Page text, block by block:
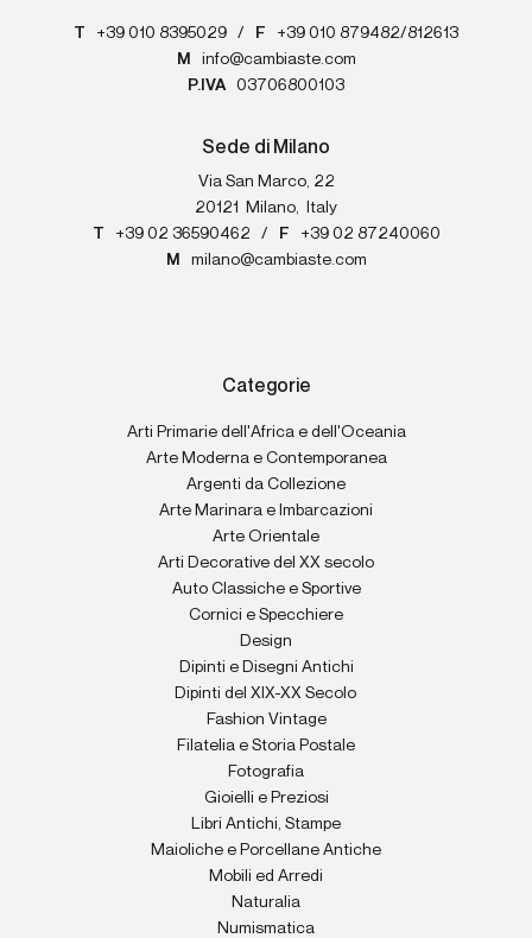
T +39 010 8395029 / F
+39 010 879482/812613
M
info@cambiaste.com
P.IVA
03706800103
Sede di Milano
Via San Marco, 22
20121
Milano,
Italy
T
+39 02 36590462 / F
+39 02 87240060
M
milano@cambiaste.com
Categorie
Arti Primarie dell'Africa e dell'Oceania
Arte Moderna e Contemporanea
Argenti da Collezione
Arte Marinara e Imbarcazioni
Arte Orientale
Arti Decorative del XX secolo
Auto Classiche e Sportive
Cornici e Specchiere
Design
Dipinti e Disegni Antichi
Dipinti del XIX-XX Secolo
Fashion Vintage
Filatelia e Storia Postale
Fotografia
Gioielli e Preziosi
Libri Antichi, Stampe
Maioliche e Porcellane Antiche
Mobili ed Arredi
Naturalia
Numismatica